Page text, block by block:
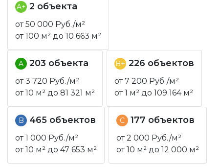
A+ 2 объекта
от 50 000 Руб./м²
от 100 м² до 10 663 м²
A 203 объекта
от 3 720 Руб./м²
от 10 м² до 81 321 м²
B+ 226 объектов
от 7 200 Руб./м²
от 1 м² до 109 164 м²
B 465 объектов
от 1 000 Руб./м²
от 10 м² до 47 653 м²
C 177 объектов
от 2 000 Руб./м²
от 10 м² до 12 000 м²